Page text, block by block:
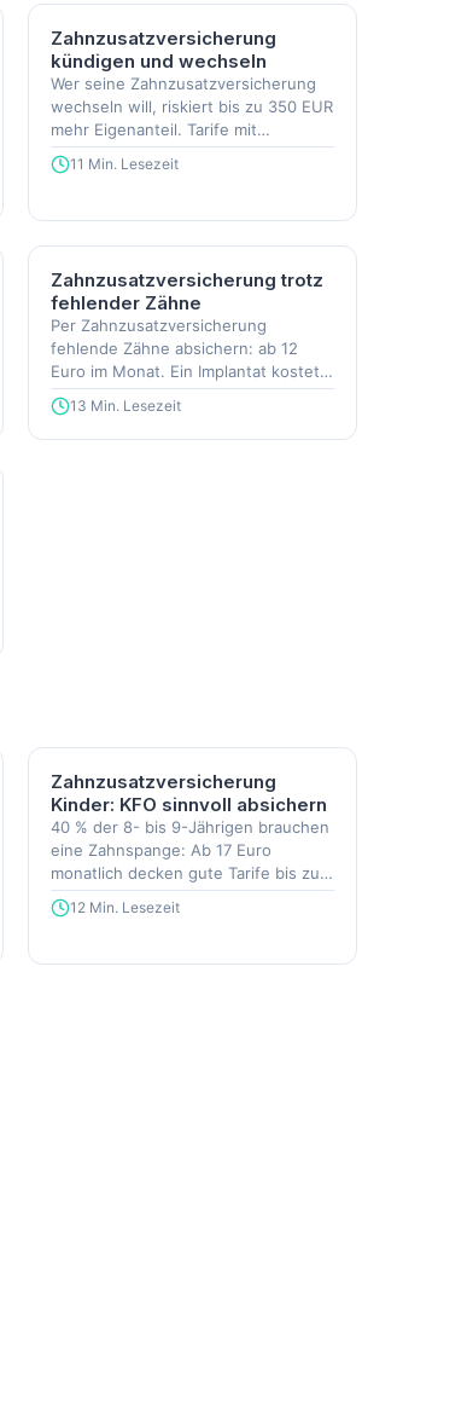
Zahnzusatzversicherung
kündigen und wechseln
Wer seine Zahnzusatzversicherung
wechseln will, riskiert bis zu 350 EUR
mehr Eigenanteil. Tarife mit
Anrechnung mildern den Nachteil.
11 Min. Lesezeit
Zahnzusatzversicherung trotz
fehlender Zähne
Per Zahnzusatzversicherung
fehlende Zähne absichern: ab 12
Euro im Monat. Ein Implantat kostet
bis 3.200 Euro, die Kasse zahlt nur
553 Euro.
13 Min. Lesezeit
Zahnzusatzversicherung
Kinder: KFO sinnvoll absichern
40 % der 8- bis 9-Jährigen brauchen
eine Zahnspange: Ab 17 Euro
monatlich decken gute Tarife bis zu
100 % der Kosten.
12 Min. Lesezeit